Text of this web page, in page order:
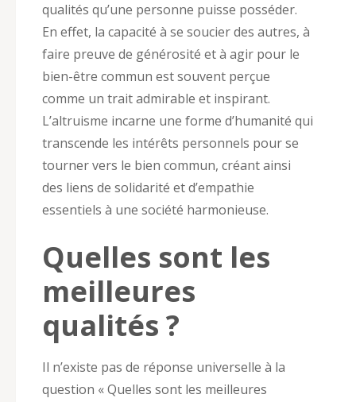
qualités qu’une personne puisse posséder.
En effet, la capacité à se soucier des autres, à
faire preuve de générosité et à agir pour le
bien-être commun est souvent perçue
comme un trait admirable et inspirant.
L’altruisme incarne une forme d’humanité qui
transcende les intérêts personnels pour se
tourner vers le bien commun, créant ainsi
des liens de solidarité et d’empathie
essentiels à une société harmonieuse.
Quelles sont les
meilleures
qualités ?
Il n’existe pas de réponse universelle à la
question « Quelles sont les meilleures